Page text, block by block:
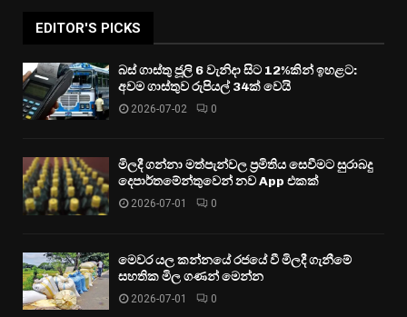
EDITOR'S PICKS
බස් ගාස්තු ජූලි 6 වැනිදා සිට 12%කින් ඉහළට:
අවම ගාස්තුව රුපියල් 34ක් වෙයි
2026-07-02 0
මිලදී ගන්නා මත්පැන්වල ප්‍රමිතිය සෙවීමට සුරාබදු
දෙපාර්තමේන්තුවෙන් නව App එකක්
2026-07-01 0
මෙවර යල කන්නයේ රජයේ වී මිලදී ගැනීමේ
සහතික මිල ගණන් මෙන්න
2026-07-01 0